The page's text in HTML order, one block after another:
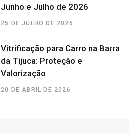
Junho e Julho de 2026
25 DE JULHO DE 2026
Vitrificação para Carro na Barra
da Tijuca: Proteção e
Valorização
20 DE ABRIL DE 2026